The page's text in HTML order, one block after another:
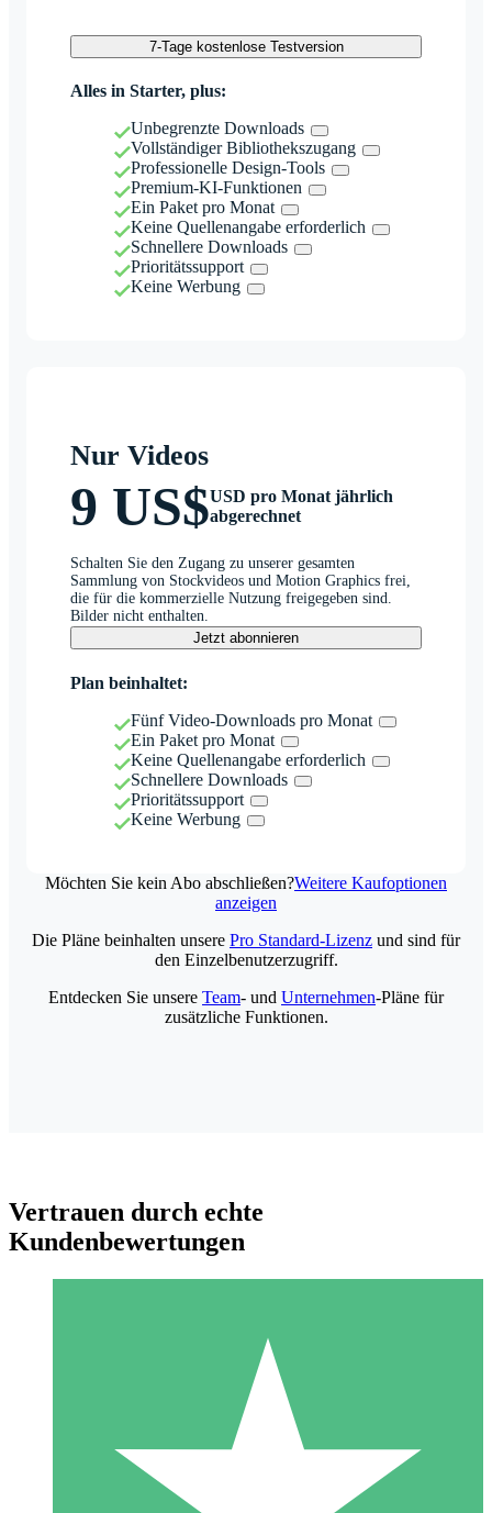
7-Tage kostenlose Testversion
Alles in Starter, plus:
Unbegrenzte Downloads
Vollständiger Bibliothekszugang
Professionelle Design-Tools
Premium-KI-Funktionen
Ein Paket pro Monat
Keine Quellenangabe erforderlich
Schnellere Downloads
Prioritätssupport
Keine Werbung
Nur Videos
9 US$USD pro Monat jährlich
abgerechnet
Schalten Sie den Zugang zu unserer gesamten
Sammlung von Stockvideos und Motion Graphics frei,
die für die kommerzielle Nutzung freigegeben sind.
Bilder nicht enthalten.
Jetzt abonnieren
Plan beinhaltet:
Fünf Video-Downloads pro Monat
Ein Paket pro Monat
Keine Quellenangabe erforderlich
Schnellere Downloads
Prioritätssupport
Keine Werbung
Möchten Sie kein Abo abschließen?Weitere Kaufoptionen
anzeigen
Individuelle Credit-Pakete
Zahlen Sie nach Bedarf mit Download-Credits. Keine
monatliche Verpflichtung erforderlich.
Die Pläne beinhalten unsere Pro Standard-Lizenz und sind für
den Einzelbenutzerzugriff.
Entdecken Sie unsere Team- und Unternehmen-Pläne für
zusätzliche Funktionen.
Vertrauen durch echte
Kundenbewertungen